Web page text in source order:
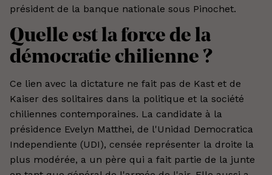
président de la banque nationale sous Pinochet.
Quelle est la force de la
démocratie chilienne ?
Ce lien avec la dictature ne fait pas de Kast et de
Kaiser des solitaires dans la politique et la société
chiliennes contemporaines. La candidate à la
présidence Evelyn Matthei, de l'Unidad Democratica
Independiente (UDI), censée représenter la droite la
plus modérée, a un père qui a fait partie de la junte